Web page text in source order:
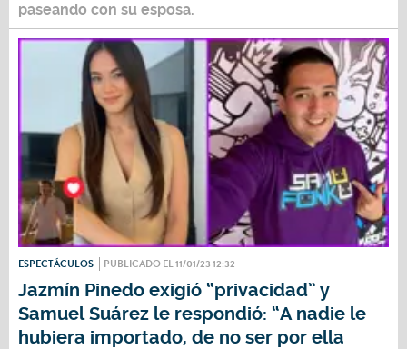
paseando con su esposa.
ESPECTÁCULOS PUBLICADO EL 11/01/23 12:32
Jazmín Pinedo exigió “privacidad” y
Samuel Suárez le respondió: “A nadie le
hubiera importado, de no ser por ella